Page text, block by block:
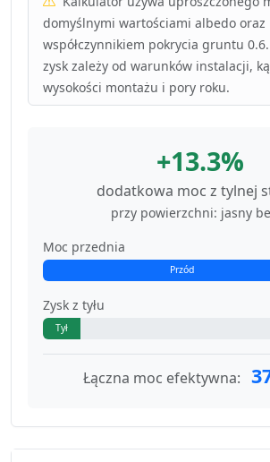
domyślnymi wartościami albedo oraz
współczynnikiem pokrycia gruntu
zysk zależy od warunków instalacji,
wysokości montażu i pory roku.
+13.3%
dodatkowa moc z tylnej
przy powierzchni: jasny
Moc przednia
Przód
Zysk z tyłu
Tył
Łączna moc efektywna: